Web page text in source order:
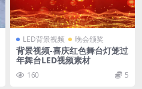
LED背景视频 晚会颁奖
背景视频-喜庆红色舞台灯笼过
年舞台LED视频素材
160 5